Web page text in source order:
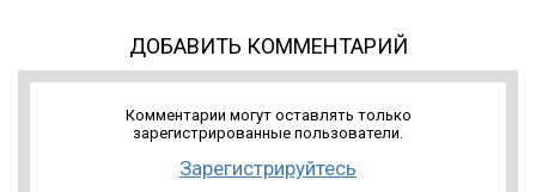
ДОБАВИТЬ КОММЕНТАРИЙ
Комментарии могут оставлять только
зарегистрированные пользователи.
Зарегистрируйтесь